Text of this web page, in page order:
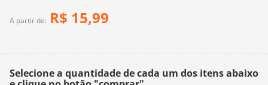
A partir de: R$ 15,99
Selecione a quantidade de cada um dos itens abaixo
6 º euroroma
8
dmc